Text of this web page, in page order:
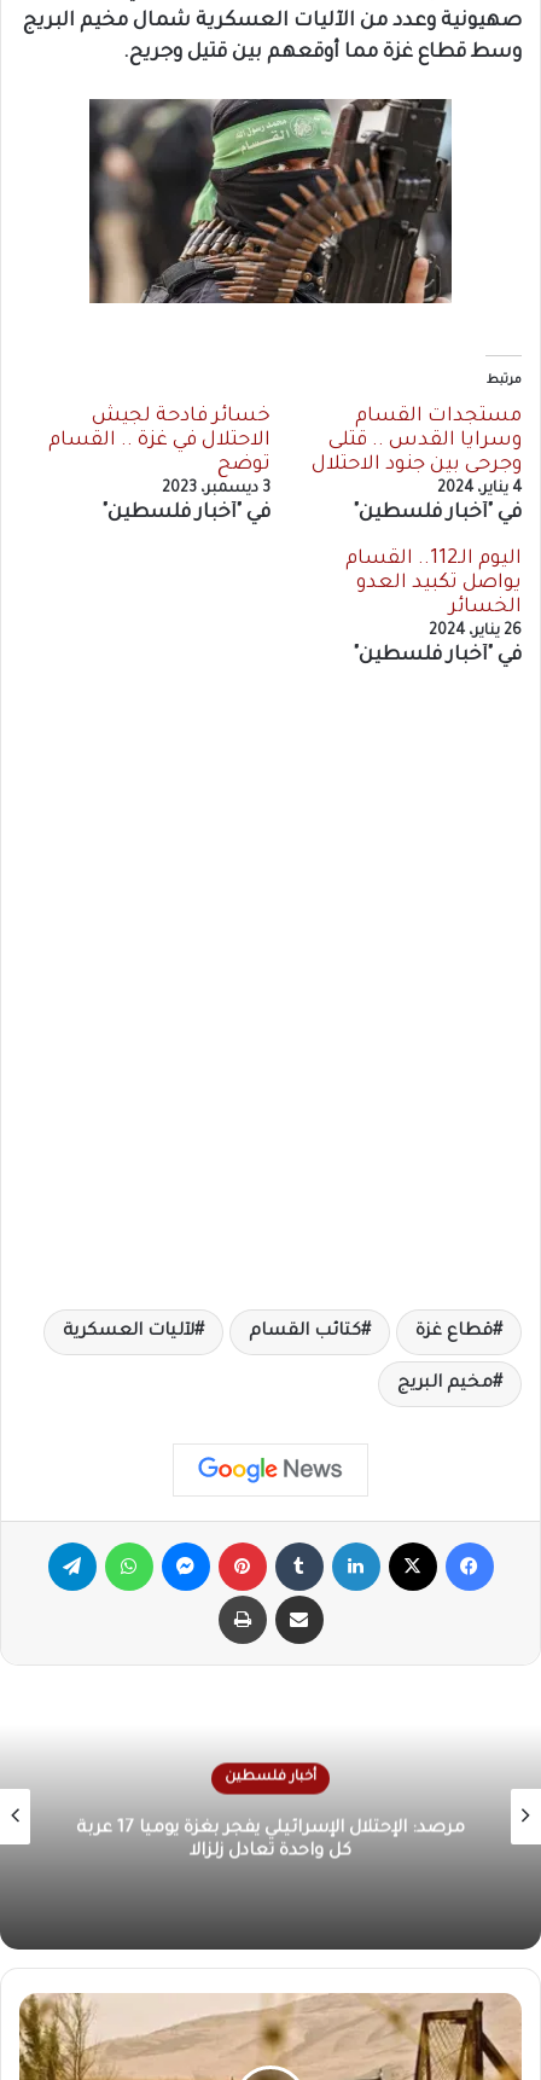
صهيونية وعدد من الآليات العسكرية شمال مخيم البريج
وسط قطاع غزة مما أوقعهم بين قتيل وجريح.
مرتبط
مستجدات القسام
وسرايا القدس .. قتلى
وجرحى بين جنود الاحتلال
4 يناير، 2024
في "أخبار فلسطين"
خسائر فادحة لجيش
الاحتلال في غزة .. القسام
توضح
3 ديسمبر، 2023
في "أخبار فلسطين"
اليوم الـ112.. القسام
يواصل تكبيد العدو
الخسائر
26 يناير، 2024
في "أخبار فلسطين"
قطاع غزة كتائب القسام لآليات العسكرية
مخيم البريج
أخبار فلسطين
الأونروا تحذر من كارثة إنسانية في غزة بسبب تدهور
الوضع الصحي والمعيشي